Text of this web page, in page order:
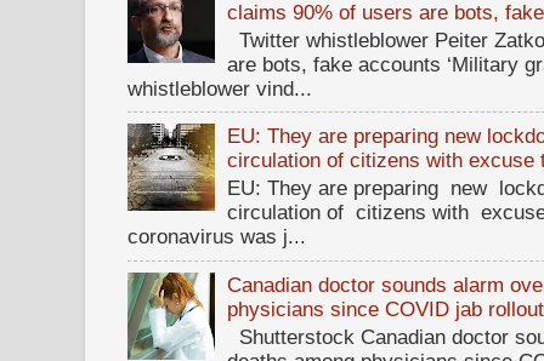
claims 90% of users are bots,
Twitter whistleblower Peiter
are bots, fake accounts ‘Military
whistleblower vind...
EU: They are preparing new
circulation of citizens with excuse
EU: They are preparing new
circulation of citizens with
coronavirus was j...
Canadian doctor sounds alarm
physicians since COVID jab rollout
Shutterstock Canadian doctor